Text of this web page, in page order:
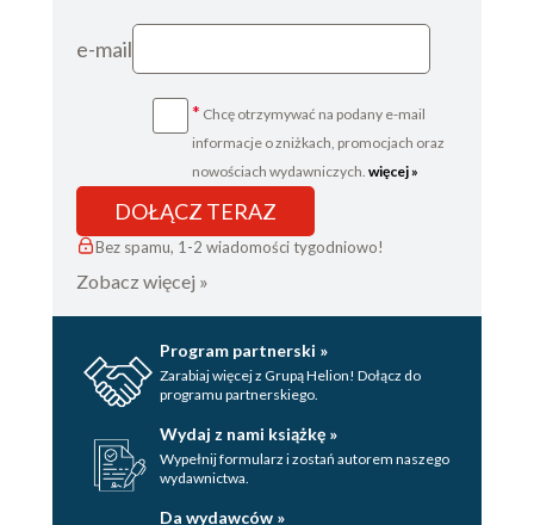
e-mail
* Chcę otrzymywać na podany e-mail
informacje o zniżkach, promocjach oraz
nowościach wydawniczych. więcej »
DOŁĄCZ TERAZ
Bez spamu, 1-2 wiadomości tygodniowo!
Zobacz więcej »
Program partnerski »
Zarabiaj więcej z Grupą Helion! Dołącz do
programu partnerskiego.
Wydaj z nami książkę »
Wypełnij formularz i zostań autorem naszego
wydawnictwa.
Da wydawców »